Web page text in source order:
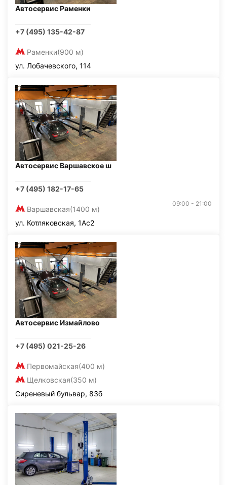
Автосервис Раменки
+7 (495) 135-42-87
Раменки(900 м)
ул. Лобачевского, 114
Автосервис Варшавское ш
+7 (495) 182-17-65
Варшавская(1400 м)
09:00 - 21:00
ул. Котляковская, 1Ас2
Автосервис Измайлово
+7 (495) 021-25-26
Первомайская(400 м)
Щелковская(350 м)
Сиреневый бульвар, 83б